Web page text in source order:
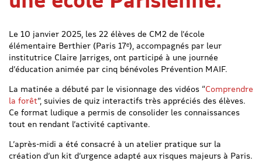
Le 10 janvier 2025, les 22 élèves de CM2 de l’école
élémentaire Berthier (Paris 17ᵉ), accompagnés par leur
institutrice Claire Jarriges, ont participé à une journée
d’éducation animée par cinq bénévoles Prévention MAIF.
La matinée a débuté par le visionnage des vidéos “Comprendre
la forêt”, suivies de quiz interactifs très appréciés des élèves.
Ce format ludique a permis de consolider les connaissances
tout en rendant l’activité captivante.
L’après-midi a été consacré à un atelier pratique sur la
création d’un kit d’urgence adapté aux risques majeurs à Paris.